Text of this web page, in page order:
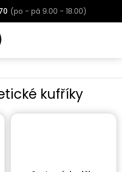
kufříky